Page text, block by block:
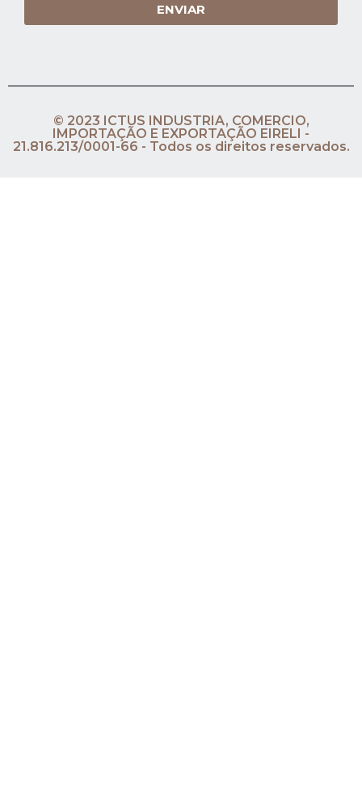
ENVIAR
© 2023 ICTUS INDUSTRIA, COMERCIO,
IMPORTAÇÃO E EXPORTAÇÃO EIRELI -
21.816.213/0001-66 - Todos os direitos reservados.